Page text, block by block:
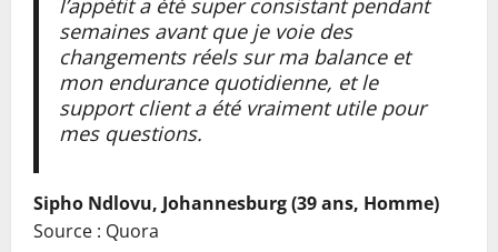
l’appétit a été super consistant pendant
semaines avant que je voie des
changements réels sur ma balance et
mon endurance quotidienne, et le
support client a été vraiment utile pour
mes questions.
Sipho Ndlovu, Johannesburg (39 ans, Homme)
Source : Quora